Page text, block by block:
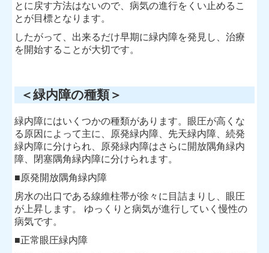
とに戻す方法はないので、病気の進行をくい止めるこ
とが目標となります。
したがって、出来るだけ早期に緑内障を発見し、治療
を開始することが大切です。
＜緑内障の種類＞
緑内障にはいくつかの種類があります。眼圧が高くな
る原因によって主に、原発緑内障、先天緑内障、続発
緑内障に分けられ、原発緑内障はさらに開放隅角緑内
障、閉塞隅角緑内障に分けられます。
■原発開放隅角緑内障
房水の出口である線維柱帯が徐々に目詰まりし、眼圧
が上昇します。 ゆっくりと病気が進行していく慢性の
病気です。
■正常眼圧緑内障